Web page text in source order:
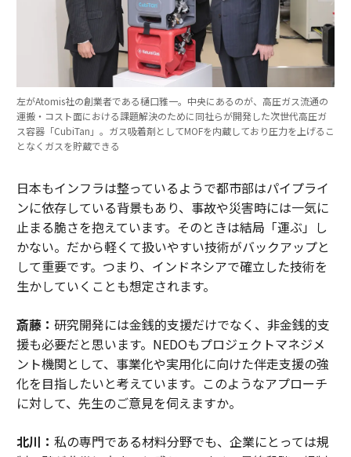
左がAtomis社の創業者である樋口雅一。中央にあるのが、高圧ガス流通の
運搬・コスト面における課題解決のために同社らが開発した次世代高圧ガ
ス容器「CubiTan」。ガス吸着剤としてMOFを内蔵しており圧力を上げるこ
となくガスを貯蔵できる
日本もインフラは整っているようで都市部はパイプライ
ンに依存している背景もあり、事故や災害時には一気に
止まる脆さを抱えています。そのときは結局「運ぶ」し
かない。だから軽くて扱いやすい技術がバックアップと
して重要です。つまり、インドネシアで確立した技術を
生かしていくことも想定されます。
斎藤： 研究開発には金銭的支援だけでなく、非金銭的支
援も必要だと思います。NEDOもプロジェクトマネジメ
ント機関として、事業化や実用化に向けた伴走支援の強
化を目指したいと考えています。このようなアプローチ
に対して、先生のご意見を伺えますか。
北川： 私の専門である材料分野でも、企業にとっては規